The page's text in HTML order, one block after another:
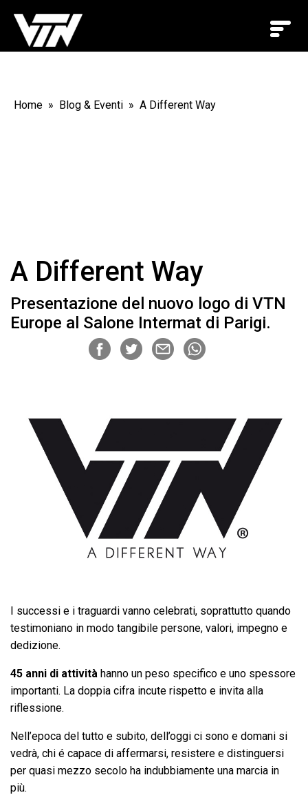
Home Blog & Eventi A Different Way
A Different Way
Presentazione del nuovo logo di VTN
Europe al Salone Intermat di Parigi.
I successi e i traguardi vanno celebrati, soprattutto quando
testimoniano in modo tangibile persone, valori, impegno e
dedizione.
45 anni di attività hanno un peso specifico e uno spessore
importanti. La doppia cifra incute rispetto e invita alla
riflessione.
Nell’epoca del tutto e subito, dell’oggi ci sono e domani si
vedrà, chi é capace di affermarsi, resistere e distinguersi
per quasi mezzo secolo ha indubbiamente una marcia in
più.